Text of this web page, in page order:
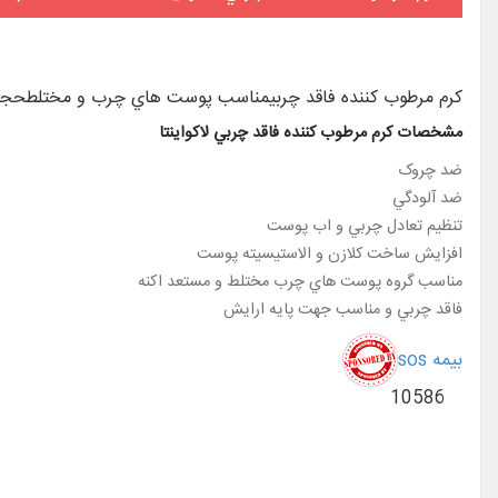
کرم مرطوب کننده فاقد چربيمناسب پوست هاي چرب و مختلطحجم 50 ميلي
مشخصات کرم مرطوب کننده فاقد چربي لاکواينتا
ضد چروک
ضد آلودگي
تنظيم تعادل چربي و اب پوست
افزايش ساخت کلازن و الاستيسيته پوست
مناسب گروه پوست هاي چرب مختلط و مستعد اکنه
فاقد چربي و مناسب جهت پايه ارايش
بیمه sos
10586